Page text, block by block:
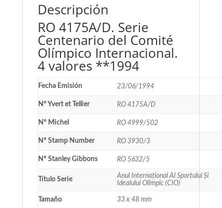
Descripción
RO 4175A/D. Serie
Centenario del Comité
Olímpico Internacional.
4 valores **1994
Fecha Emisión 23/06/1994
Nº Yvert et Tellier RO 4175A/D
Nº Michel RO 4999/502
Nº Stamp Number RO 3930/3
Nº Stanley Gibbons RO 5632/5
Título Serie
Anul Internațional Al Sportului Și
Idealului Olimpic (CIO)
Tamaño 33 x 48 mm